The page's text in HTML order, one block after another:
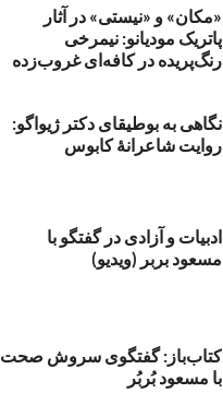
«مکان» و «نیستی» در آثار
پاتریک مودیانو: نیمرخی
رنگ‌پریده در کافه‌ای غروب‌زده
نگاهی به بوطیقای دکتر ژیواگو:
روایت شاعرانۀ کابوس
ادبیات و آزادی در گفتگو با
مسعود بربر (ویدیو)
کتاب‌باز: گفتگوی سروش صحت
با مسعود بُربُر